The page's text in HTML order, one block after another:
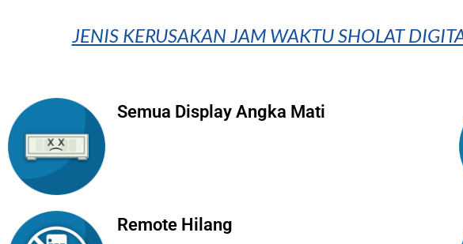
JENIS KERUSAKAN JAM WAKTU SHOLAT
Semua Display Angka Mati
Remote Hilang